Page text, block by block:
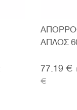
ΑΠΛΟΣ
77.19 €
€